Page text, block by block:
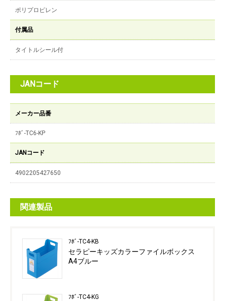
ポリプロピレン
付属品
タイトルシール付
JANコード
メーカー品番
ﾌﾎﾞ-TC6-KP
JANコード
4902205427650
関連製品
ﾌﾎﾞ-TC4-KB
セラピーキッズカラーファイルボックス
A4ブルー
ﾌﾎﾞ-TC4-KG